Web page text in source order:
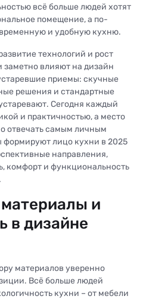
всё больше людей хотят
помещение, а по-
и удобную кухню.
технологий и рост
заметно влияют на дизайн
приемы: скучные
решения и стандартные
Сегодня каждый
и практичностью, а место
отвечать самым личным
лицо кухни в 2025
направления,
комфорт и функциональность
и
в дизайне
материалов уверенно
Всё больше людей
кухни – от мебели